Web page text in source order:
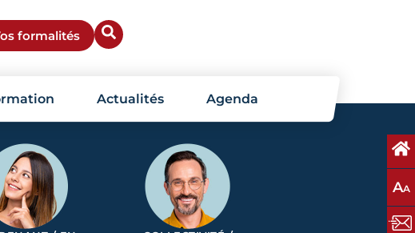
formalités
Actualités Agenda
AA